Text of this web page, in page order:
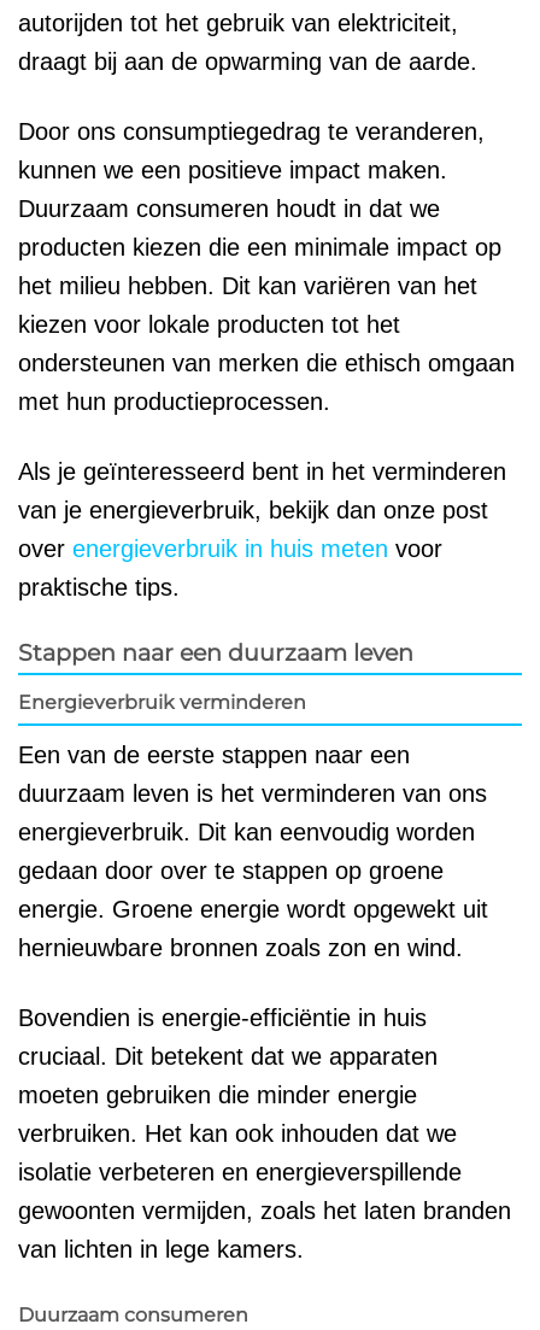
autorijden tot het gebruik van elektriciteit,
draagt bij aan de opwarming van de aarde.
Door ons consumptiegedrag te veranderen,
kunnen we een positieve impact maken.
Duurzaam consumeren houdt in dat we
producten kiezen die een minimale impact op
het milieu hebben. Dit kan variëren van het
kiezen voor lokale producten tot het
ondersteunen van merken die ethisch omgaan
met hun productieprocessen.
Als je geïnteresseerd bent in het verminderen
van je energieverbruik, bekijk dan onze post
over energieverbruik in huis meten voor
praktische tips.
Stappen naar een duurzaam leven
Energieverbruik verminderen
Een van de eerste stappen naar een
duurzaam leven is het verminderen van ons
energieverbruik. Dit kan eenvoudig worden
gedaan door over te stappen op groene
energie. Groene energie wordt opgewekt uit
hernieuwbare bronnen zoals zon en wind.
Bovendien is energie-efficiëntie in huis
cruciaal. Dit betekent dat we apparaten
moeten gebruiken die minder energie
verbruiken. Het kan ook inhouden dat we
isolatie verbeteren en energieverspillende
gewoonten vermijden, zoals het laten branden
van lichten in lege kamers.
Duurzaam consumeren